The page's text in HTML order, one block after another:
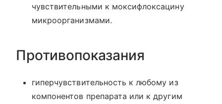
чувствительными к моксифлоксацину
микроорганизмами.
Противопоказания
гиперчувствительность к любому из
компонентов препарата или к другим